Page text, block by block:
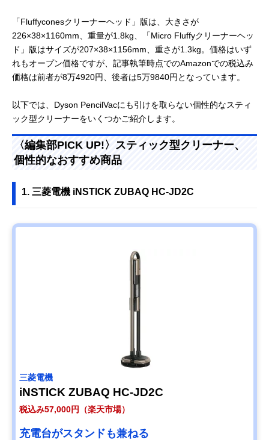
「Fluffyconesクリーナーヘッド」版は、大きさが
226×38×1160mm、重量が1.8kg、「Micro Fluffyクリーナーヘッ
ド」版はサイズが207×38×1156mm、重さが1.3kg。価格はいず
れもオープン価格ですが、記事執筆時点でのAmazonでの税込み
価格は前者が8万4920円、後者は5万9840円となっています。
以下では、Dyson PencilVacにも引けを取らない個性的なスティ
ック型クリーナーをいくつかご紹介します。
〈編集部PICK UP!〉スティック型クリーナー、
個性的なおすすめ商品
1. 三菱電機 iNSTICK ZUBAQ HC-JD2C
三菱電機
iNSTICK ZUBAQ HC-JD2C
税込み57,000円（楽天市場）
充電台がスタンドも兼ねる